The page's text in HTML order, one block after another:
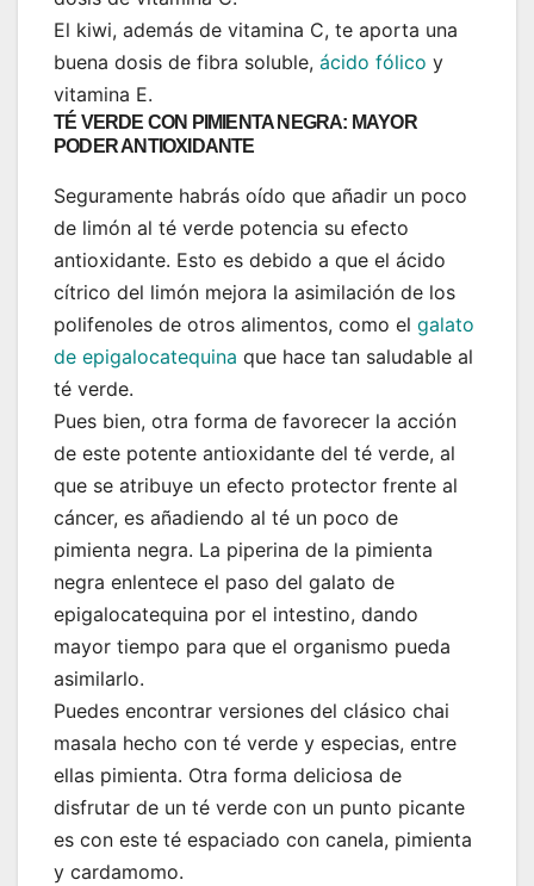
El kiwi, además de vitamina C, te aporta una
buena dosis de fibra soluble, ácido fólico y
vitamina E.
TÉ VERDE CON PIMIENTA NEGRA: MAYOR
PODER ANTIOXIDANTE
Seguramente habrás oído que añadir un poco
de limón al té verde potencia su efecto
antioxidante. Esto es debido a que el ácido
cítrico del limón mejora la asimilación de los
polifenoles de otros alimentos, como el galato
de epigalocatequina que hace tan saludable al
té verde.
Pues bien, otra forma de favorecer la acción
de este potente antioxidante del té verde, al
que se atribuye un efecto protector frente al
cáncer, es añadiendo al té un poco de
pimienta negra. La piperina de la pimienta
negra enlentece el paso del galato de
epigalocatequina por el intestino, dando
mayor tiempo para que el organismo pueda
asimilarlo.
Puedes encontrar versiones del clásico chai
masala hecho con té verde y especias, entre
ellas pimienta. Otra forma deliciosa de
disfrutar de un té verde con un punto picante
es con este té espaciado con canela, pimienta
y cardamomo.